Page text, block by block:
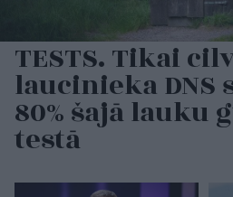
TESTS. Tikai
laucinieka DNS
80% šajā lauku
testā